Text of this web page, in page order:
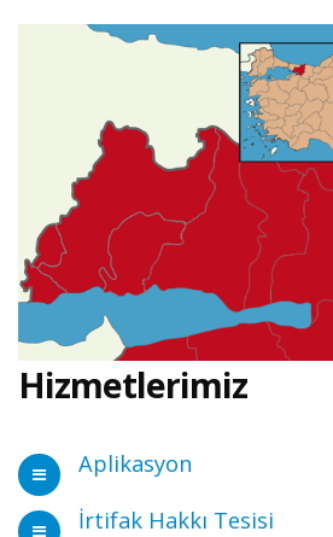
Hizmetlerimiz
Aplikasyon
İrtifak Hakkı Tesisi